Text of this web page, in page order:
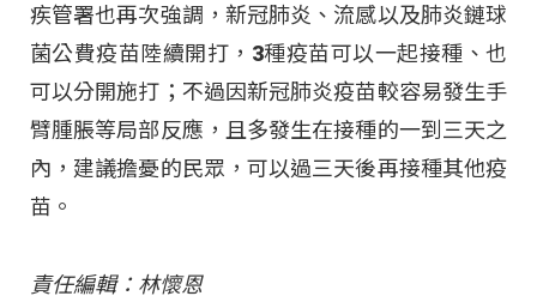
疾管署也再次強調，新冠肺炎、流感以及肺炎鏈球
菌公費疫苗陸續開打，3種疫苗可以一起接種、也
可以分開施打；不過因新冠肺炎疫苗較容易發生手
臂腫脹等局部反應，且多發生在接種的一到三天之
內，建議擔憂的民眾，可以過三天後再接種其他疫
苗。
責任編輯：林懷恩